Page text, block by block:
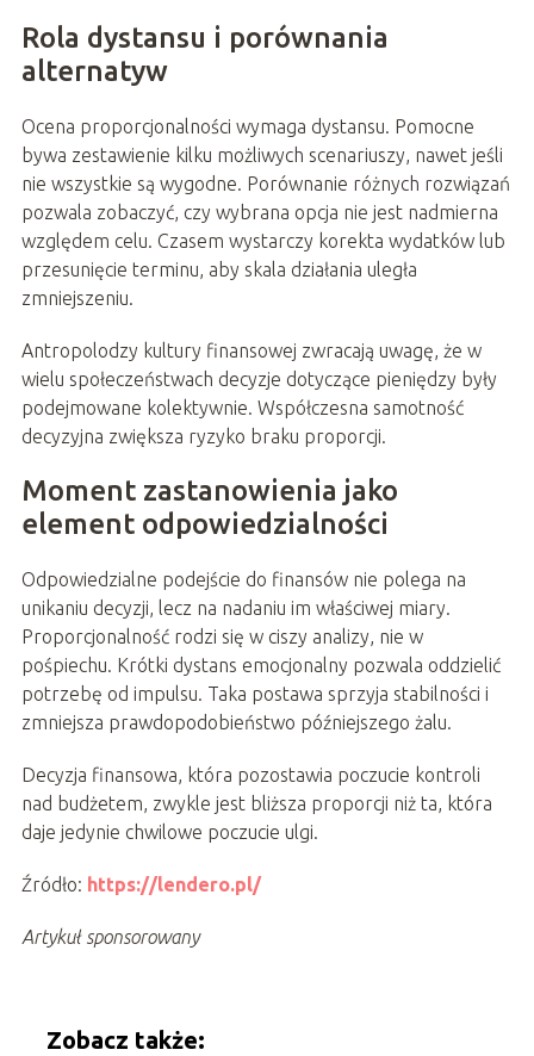
Rola dystansu i porównania
alternatyw
Ocena proporcjonalności wymaga dystansu. Pomocne
bywa zestawienie kilku możliwych scenariuszy, nawet jeśli
nie wszystkie są wygodne. Porównanie różnych rozwiązań
pozwala zobaczyć, czy wybrana opcja nie jest nadmierna
względem celu. Czasem wystarczy korekta wydatków lub
przesunięcie terminu, aby skala działania uległa
zmniejszeniu.
Antropolodzy kultury finansowej zwracają uwagę, że w
wielu społeczeństwach decyzje dotyczące pieniędzy były
podejmowane kolektywnie. Współczesna samotność
decyzyjna zwiększa ryzyko braku proporcji.
Moment zastanowienia jako
element odpowiedzialności
Odpowiedzialne podejście do finansów nie polega na
unikaniu decyzji, lecz na nadaniu im właściwej miary.
Proporcjonalność rodzi się w ciszy analizy, nie w
pośpiechu. Krótki dystans emocjonalny pozwala oddzielić
potrzebę od impulsu. Taka postawa sprzyja stabilności i
zmniejsza prawdopodobieństwo późniejszego żalu.
Decyzja finansowa, która pozostawia poczucie kontroli
nad budżetem, zwykle jest bliższa proporcji niż ta, która
daje jedynie chwilowe poczucie ulgi.
Źródło: https://lendero.pl/
Artykuł sponsorowany
Zobacz także: